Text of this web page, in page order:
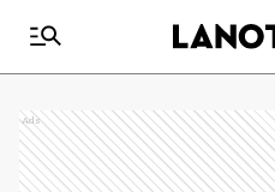
Ads